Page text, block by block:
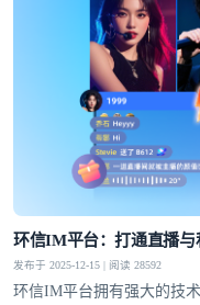
环信IM平台：打通直播
发布于 2025-12-15 | 阅读 28592
环信IM平台拥有强大的技
我已阅读并同意
不了，谢谢